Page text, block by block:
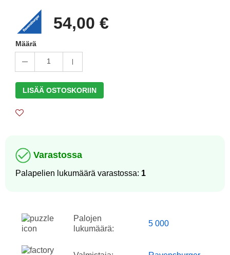
54,00 €
Määrä
1
LISÄÄ OSTOSKORIIN
Varastossa
Palapelien lukumäärä varastossa: 1
Palojen
lukumäärä:
5 000